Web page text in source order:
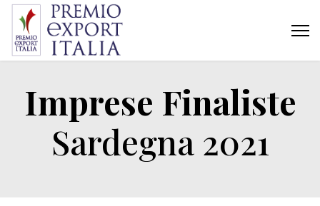
Imprese Finaliste
Sardegna 2021